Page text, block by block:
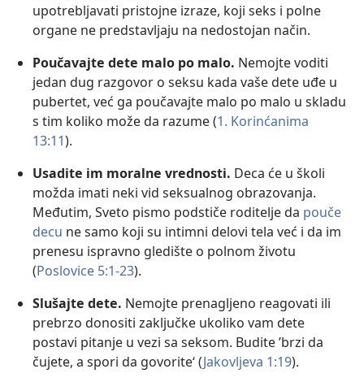
upotrebljavati pristojne izraze, koji seks i polne
organe ne predstavljaju na nedostojan način.
Poučavajte dete malo po malo. Nemojte voditi
jedan dug razgovor o seksu kada vaše dete uđe u
pubertet, već ga poučavajte malo po malo u skladu
s tim koliko može da razume (1. Korinćanima
13:11).
Usadite im moralne vrednosti. Deca će u školi
možda imati neki vid seksualnog obrazovanja.
Međutim, Sveto pismo podstiče roditelje da pouče
decu ne samo koji su intimni delovi tela već i da im
prenesu ispravno gledište o polnom životu
(Poslovice 5:1-23).
Slušajte dete. Nemojte prenagljeno reagovati ili
prebrzo donositi zaključke ukoliko vam dete
postavi pitanje u vezi sa seksom. Budite ’brzi da
čujete, a spori da govorite‘ (Jakovljeva 1:19).